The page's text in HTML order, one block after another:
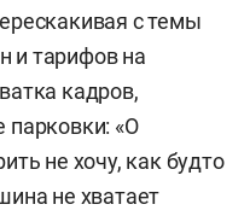
с темы
и тарифов на
кадров,
парковки: «О
не хочу, как будто
не хватает